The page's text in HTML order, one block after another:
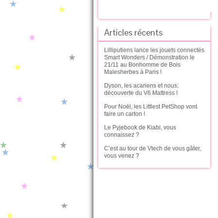
Articles récents
Lilliputiens lance les jouets connectés
Smart Wonders / Démonstration le
21/11 au Bonhomme de Bois
Malesherbes à Paris !
Dyson, les acariens et nous:
découverte du V6 Mattress !
Pour Noël, les Littlest PetShop vont
faire un carton !
Le Pyjebook de Kiabi, vous
connaissez ?
C’est au tour de Vtech de vous gâter,
vous venez ?